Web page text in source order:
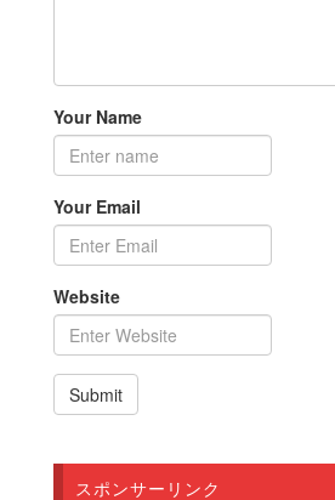
Your Name
Your Email
Website
スポンサーリンク